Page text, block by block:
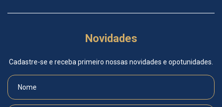
Novidades
Cadastre-se e receba primeiro nossas novidades e opotunidades.